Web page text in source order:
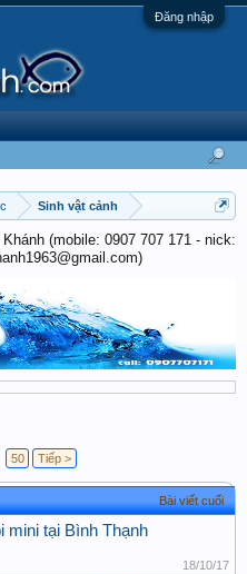
Đăng nhập
Sinh vật cảnh
(mobile: 0907 707 171 - nick:
50 Tiếp >
Bài viết cuối
mini tại Bình Thạnh
18/10/17